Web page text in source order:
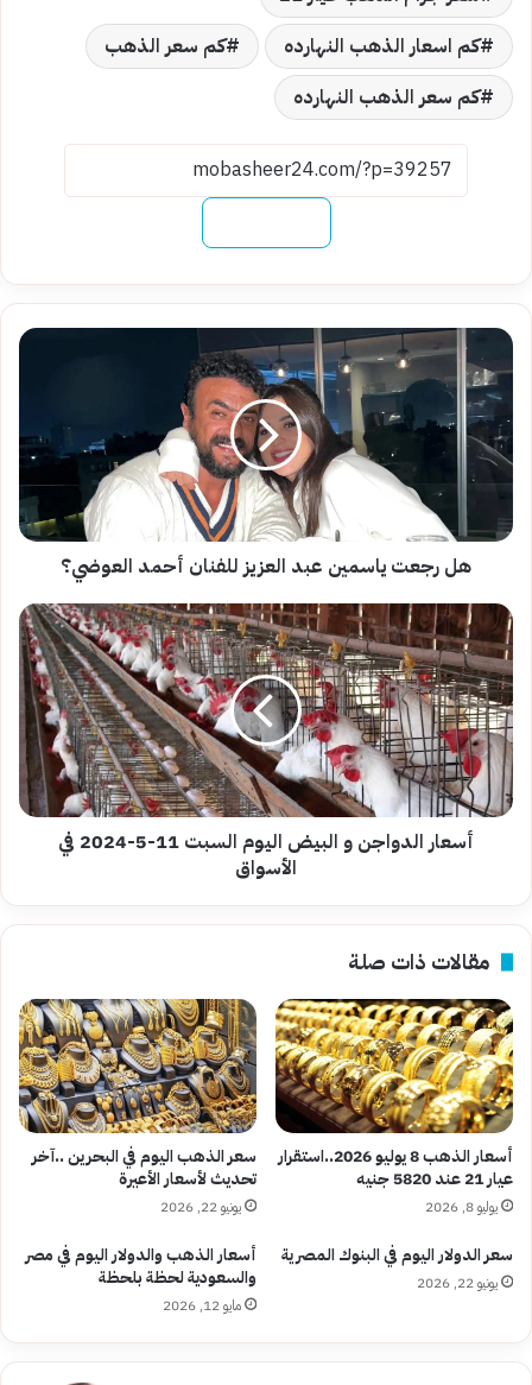
كم اسعار الذهب النهارده
كم سعر الذهب
كم سعر الذهب النهارده
هل
رجعت
ياسمين
عبد
العزيز
للفنان
أحمد
العوضي؟
هل رجعت ياسمين عبد العزيز للفنان أحمد العوضي؟
أسعار
الدواجن
و
البيض
اليوم
السبت
11-
5-
2024
أسعار الدواجن و البيض اليوم السبت 11-5-2024 في
الأسواق
مقالات ذات صلة
أسعار الذهب 8 يوليو 2026..استقرار
عيار 21 عند 5820 جنيه
يوليو 8, 2026
سعر الذهب اليوم في البحرين ..آخر
تحديث لأسعار الأعيرة
يونيو 22, 2026
سعر الدولار اليوم في البنوك المصرية
يونيو 22, 2026
أسعار الذهب والدولار اليوم في مصر
والسعودية لحظة بلحظة
مايو 12, 2026